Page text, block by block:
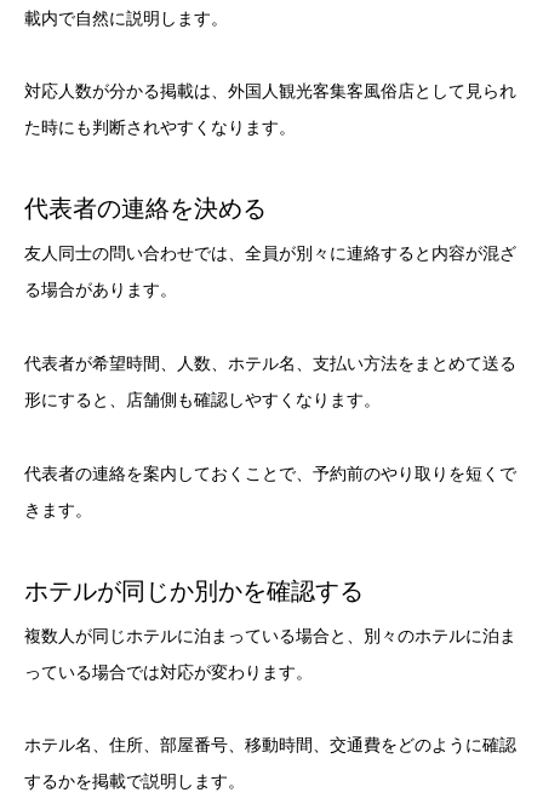
載内で自然に説明します。
対応人数が分かる掲載は、外国人観光客集客風俗店として見られ
た時にも判断されやすくなります。
代表者の連絡を決める
友人同士の問い合わせでは、全員が別々に連絡すると内容が混ざ
る場合があります。
代表者が希望時間、人数、ホテル名、支払い方法をまとめて送る
形にすると、店舗側も確認しやすくなります。
代表者の連絡を案内しておくことで、予約前のやり取りを短くで
きます。
ホテルが同じか別かを確認する
複数人が同じホテルに泊まっている場合と、別々のホテルに泊ま
っている場合では対応が変わります。
ホテル名、住所、部屋番号、移動時間、交通費をどのように確認
するかを掲載で説明します。